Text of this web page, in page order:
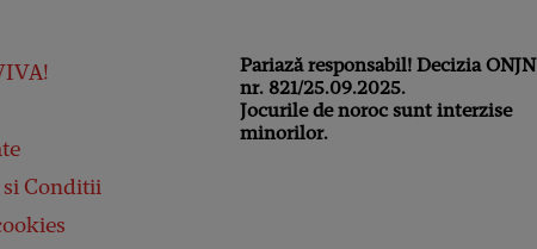
Conditii
Pariază responsabil! Decizia ONJN
nr. 821/25.09.2025.
Jocurile de noroc sunt interzise
minorilor.